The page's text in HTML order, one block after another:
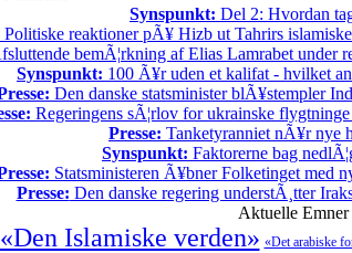
Synspunkt: Del 2: Hvordan
Politiske reaktioner pÃ¥ Hizb ut Tahrirs
bemÃ¦rkning af Elias Lamrabet under
Synspunkt: 100 Ã¥r uden et kalifat - hvilket
Den danske statsminister blÃ¥stempler
Regeringens sÃ¦rlov for ukrainske
Presse: Tanketyranniet nÃ¥r nye
Synspunkt: Faktorerne bag
Statsministeren Ã¥bner Folketinget med
Presse: Den danske regering understÃ¸tter
Aktuelle Emner
«Den Islamiske verden» «Det arabiske